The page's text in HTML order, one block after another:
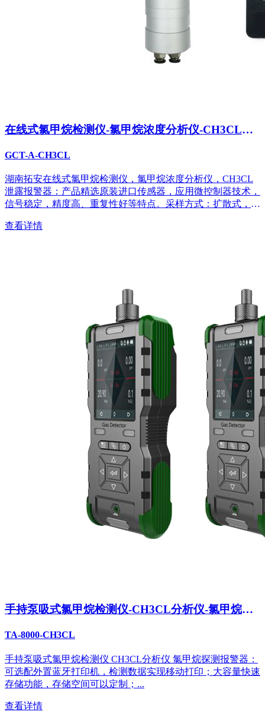
在线式氯甲烷检测仪-氯甲烷浓度分析仪-CH3CL泄
GCT-A-CH3CL
湖南拓安在线式氯甲烷检测仪，氯甲烷浓度分析仪，CH3CL
泄露报警器：产品精选原装进口传感器，应用微控制器技术，
信号稳定，精度高、重复性好等特点。采样方式：扩散式，管
查看详情
手持泵吸式氯甲烷检测仪-CH3CL分析仪-氯甲烷探
TA-8000-CH3CL
手持泵吸式氯甲烷检测仪 CH3CL分析仪 氯甲烷探测报警器：
可选配外置蓝牙打印机，检测数据实现移动打印；大容量快速
存储功能，存储空间可以定制；...
查看详情